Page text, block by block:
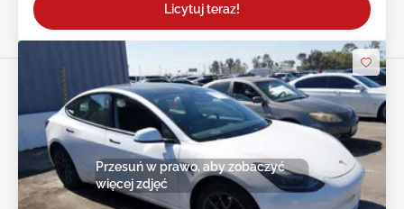
Licytuj teraz!
Przesuń w prawo, aby zobaczyć
więcej zdjęć